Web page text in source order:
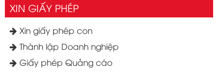
XIN GIẤY PHÉP
Xin giấy phép con
Thành lập Doanh nghiệp
Giấy phép Quảng cáo